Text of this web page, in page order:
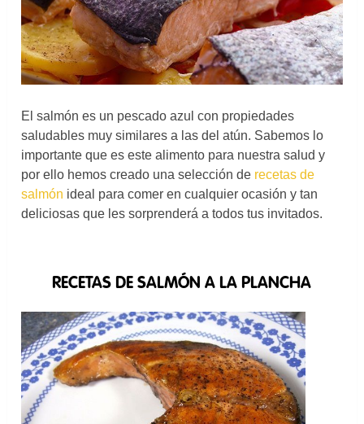
El salmón es un pescado azul con propiedades
saludables muy similares a las del atún. Sabemos lo
importante que es este alimento para nuestra salud y
por ello hemos creado una selección de recetas de
salmón ideal para comer en cualquier ocasión y tan
deliciosas que les sorprenderá a todos tus invitados.
RECETAS DE SALMÓN A LA PLANCHA